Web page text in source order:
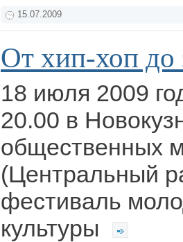
15.07.2009
От хип-хоп до
18 июля 2009
20.00 в
общественных
(Центральный
фестиваль
культуры